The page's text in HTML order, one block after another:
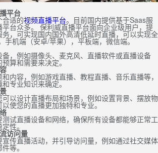
平台
合适的视频直播平台。目前国内提供基于Saas服
台众多。 保利威直播平台面向企业级用户，提
，可实现国内国外高清低延时直播，可以实现全
手机端（安卓/苹果），平板端，微信端。
，例如摄像头、麦克风、直播软件或直播设备
算和需要来决定。
内容，例如游戏直播、教程直播、音乐直播等，
专业知识来确定。
以设计直播布局和场景，例如设置背景、摆放物
使您的直播更加独特和专业。
试直播设备和网络，确保所有设备都能够正常工
性。
访问量
传直播活动，并引导访问量，例如通过社交媒体
等。